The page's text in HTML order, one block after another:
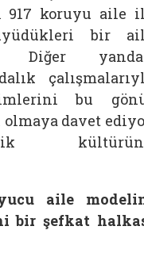
917 koruyu aile
bir
Diğer
bu
davet
aile
bir şefkat